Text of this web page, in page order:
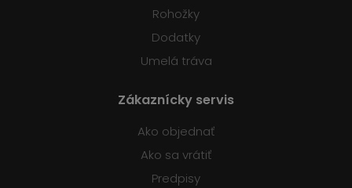
Rohožky
Dodatky
Umelá tráva
Zákaznícky servis
Ako objednať
Ako sa vrátiť
Predpisy